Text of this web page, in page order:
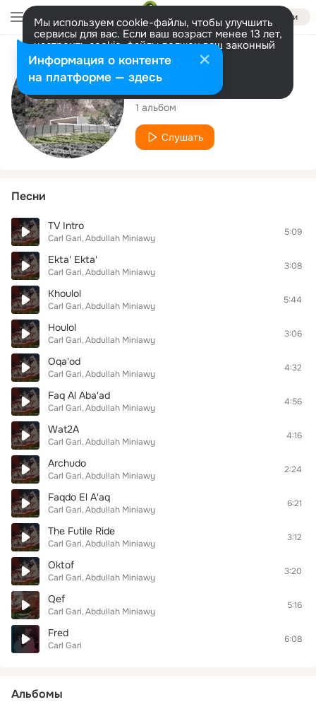
Войти
Мы используем cookie-файлы, чтобы улучшить
сервисы для вас. Если ваш возраст менее 13 лет,
настроить cookie-файлы должен ваш законный
представитель. Больше информации
Разрешить все Настроить
Исполнитель
Carl Gari
1 альбом
Слушать
Песни
TV Intro
Carl Gari Abdullah Miniawy
5:09
Ekta' Ekta'
Carl Gari Abdullah Miniawy
3:08
Khoulol
Carl Gari Abdullah Miniawy
5:44
Houlol
Carl Gari Abdullah Miniawy
3:06
Oqa'od
Carl Gari Abdullah Miniawy
4:32
Faq Al Aba'ad
Carl Gari Abdullah Miniawy
4:56
Wat2A
Carl Gari Abdullah Miniawy
4:16
Archudo
Carl Gari Abdullah Miniawy
2:24
Faqdo El A'aq
Carl Gari Abdullah Miniawy
6:21
The Futile Ride
Carl Gari Abdullah Miniawy
3:12
Oktof
Carl Gari Abdullah Miniawy
3:20
Qef
Carl Gari Abdullah Miniawy
5:16
Fred
Carl Gari
6:08
Альбомы
Информация о контенте
на платформе — здесь